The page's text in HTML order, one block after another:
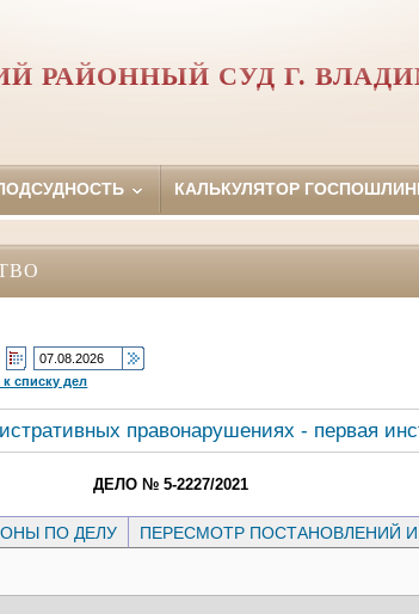
РАЙОННЫЙ СУД Г.
КАЛЬКУЛЯТОР
списку дел
правонарушениях - первая
ДЕЛО № 5-2227/2021
ПО ДЕЛУ ПЕРЕСМОТР ПОСТАНОВЛЕНИЙ